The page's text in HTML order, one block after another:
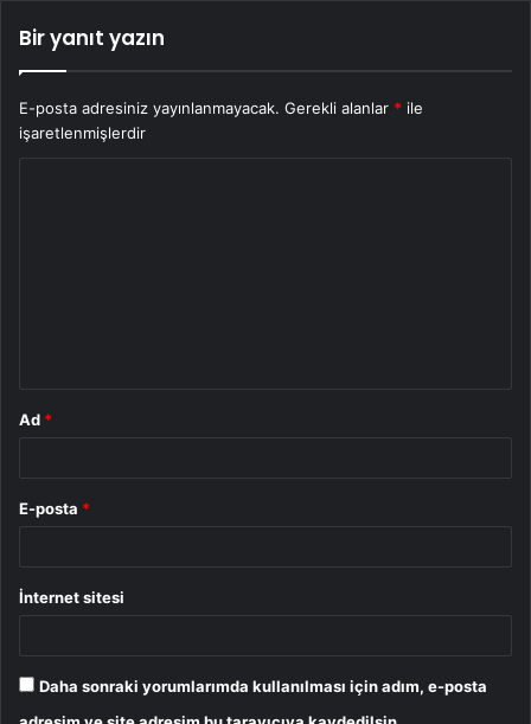
Bir yanıt yazın
E-posta adresiniz yayınlanmayacak. Gerekli alanlar * ile
işaretlenmişlerdir
Ad *
E-posta *
İnternet sitesi
Daha sonraki yorumlarımda kullanılması için adım, e-posta